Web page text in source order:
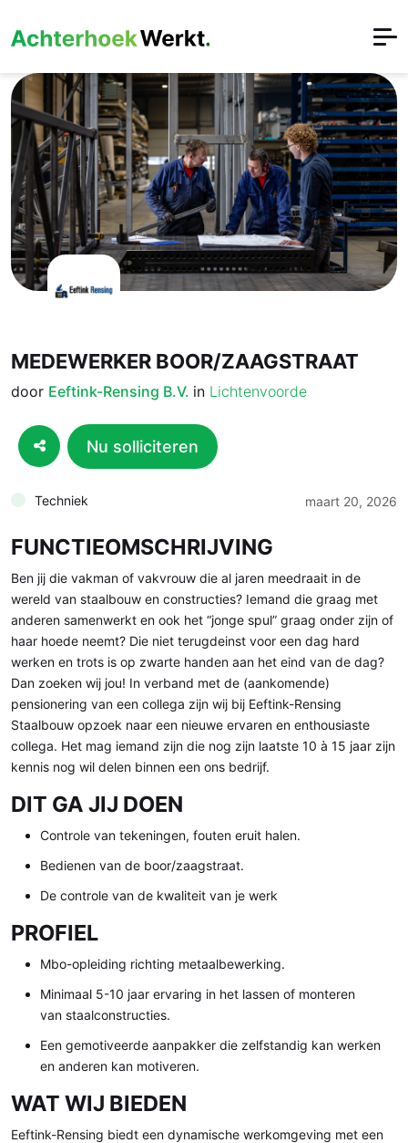
MEDEWERKER BOOR/ZAAGSTRAAT
door Eeftink-Rensing B.V. in Lichtenvoorde
Nu solliciteren
Techniek maart 20, 2026
FUNCTIEOMSCHRIJVING
Ben jij die vakman of vakvrouw die al jaren meedraait in de
wereld van staalbouw en constructies? Iemand die graag met
anderen samenwerkt en ook het “jonge spul” graag onder zijn of
haar hoede neemt? Die niet terugdeinst voor een dag hard
werken en trots is op zwarte handen aan het eind van de dag?
Dan zoeken wij jou! In verband met de (aankomende)
pensionering van een collega zijn wij bij Eeftink-Rensing
Staalbouw opzoek naar een nieuwe ervaren en enthousiaste
collega. Het mag iemand zijn die nog zijn laatste 10 à 15 jaar zijn
kennis nog wil delen binnen een ons bedrijf.
DIT GA JIJ DOEN
Controle van tekeningen, fouten eruit halen.
Bedienen van de boor/zaagstraat.
De controle van de kwaliteit van je werk
PROFIEL
Mbo-opleiding richting metaalbewerking.
Minimaal 5-10 jaar ervaring in het lassen of monteren
van staalconstructies.
Een gemotiveerde aanpakker die zelfstandig kan werken
en anderen kan motiveren.
WAT WIJ BIEDEN
Eeftink-Rensing biedt een dynamische werkomgeving met een